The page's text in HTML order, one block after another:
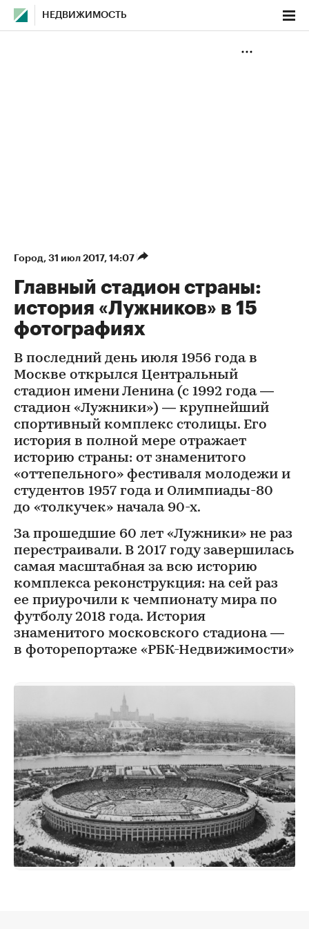
НЕДВИЖИМОСТЬ
Город⁠, 31 июл 2017, 14:07
Главный стадион страны:
история «Лужников» в 15
фотографиях
В последний день июля 1956 года в
Москве открылся Центральный
стадион имени Ленина (с 1992 года —
стадион «Лужники») — крупнейший
спортивный комплекс столицы. Его
история в полной мере отражает
историю страны: от знаменитого
«оттепельного» фестиваля молодежи и
студентов 1957 года и Олимпиады-80
до «толкучек» начала 90-х.
За прошедшие 60 лет «Лужники» не раз
перестраивали. В 2017 году завершилась
самая масштабная за всю историю
комплекса реконструкция: на сей раз
ее приурочили к чемпионату мира по
футболу 2018 года. История
знаменитого московского стадиона —
в фоторепортаже «РБК-Недвижимости»